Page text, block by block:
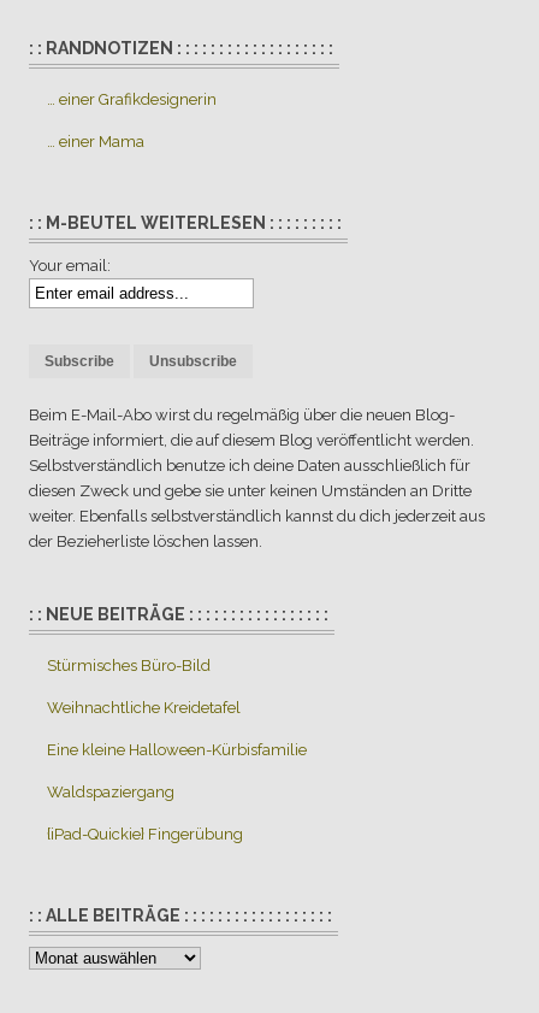
: : RANDNOTIZEN : : : : : : : : : : : : : : : : : : :
… einer Grafikdesignerin
… einer Mama
: : M-BEUTEL WEITERLESEN : : : : : : : : :
Your email:
Beim E-Mail-Abo wirst du regelmäßig über die neuen Blog-
Beiträge informiert, die auf diesem Blog veröffentlicht werden.
Selbstverständlich benutze ich deine Daten ausschließlich für
diesen Zweck und gebe sie unter keinen Umständen an Dritte
weiter. Ebenfalls selbstverständlich kannst du dich jederzeit aus
der Bezieherliste löschen lassen.
: : NEUE BEITRÄGE : : : : : : : : : : : : : : : : :
Stürmisches Büro-Bild
Weihnachtliche Kreidetafel
Eine kleine Halloween-Kürbisfamilie
Waldspaziergang
{iPad-Quickie} Fingerübung
: : ALLE BEITRÄGE : : : : : : : : : : : : : : : : : :